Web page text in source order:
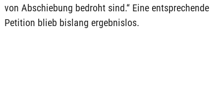
von Abschiebung bedroht sind.“ Eine entsprechende
Petition blieb bislang ergebnislos.